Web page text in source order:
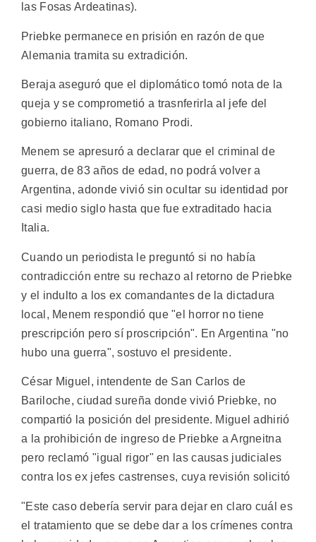
las Fosas Ardeatinas).
Priebke permanece en prisión en razón de que
Alemania tramita su extradición.
Beraja aseguró que el diplomático tomó nota de la
queja y se comprometió a trasnferirla al jefe del
gobierno italiano, Romano Prodi.
Menem se apresuró a declarar que el criminal de
guerra, de 83 años de edad, no podrá volver a
Argentina, adonde vivió sin ocultar su identidad por
casi medio siglo hasta que fue extraditado hacia
Italia.
Cuando un periodista le preguntó si no había
contradicción entre su rechazo al retorno de Priebke
y el indulto a los ex comandantes de la dictadura
local, Menem respondió que "el horror no tiene
prescripción pero sí proscripción". En Argentina "no
hubo una guerra", sostuvo el presidente.
César Miguel, intendente de San Carlos de
Bariloche, ciudad sureña donde vivió Priebke, no
compartió la posición del presidente. Miguel adhirió
a la prohibición de ingreso de Priebke a Argneitna
pero reclamó "igual rigor" en las causas judiciales
contra los ex jefes castrenses, cuya revisión solicitó
"Este caso debería servir para dejar en claro cuál es
el tratamiento que se debe dar a los crímenes contra